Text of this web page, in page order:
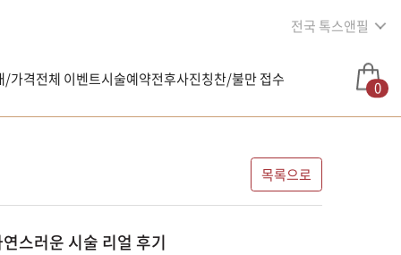
전국 톡스앤필
/가격전체 이벤트시술예약전후사진칭찬/불만 접수 0
목록으로
스러운 시술 리얼 후기